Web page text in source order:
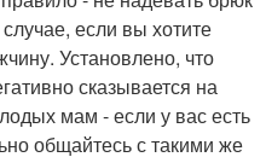
если вы хотите
Установлено, что
сказывается на
мам - если у вас есть
общайтесь с такими же